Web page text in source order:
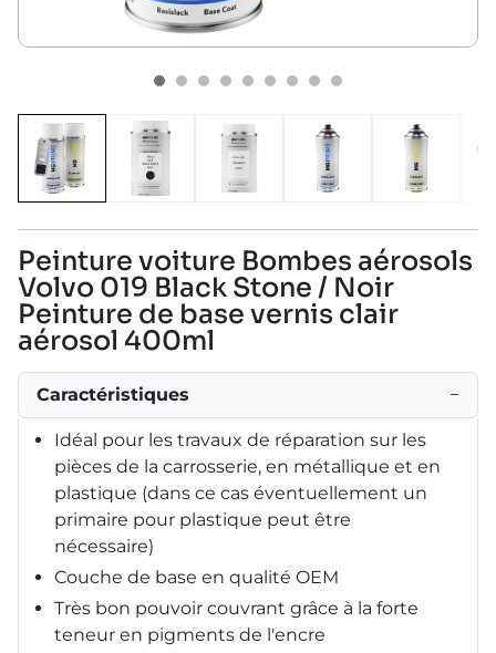
Peinture voiture Bombes aérosols
Volvo 019 Black Stone / Noir
Peinture de base vernis clair
aérosol 400ml
Caractéristiques −
Idéal pour les travaux de réparation sur les
pièces de la carrosserie, en métallique et en
plastique (dans ce cas éventuellement un
primaire pour plastique peut être
nécessaire)
Couche de base en qualité OEM
Très bon pouvoir couvrant grâce à la forte
teneur en pigments de l'encre